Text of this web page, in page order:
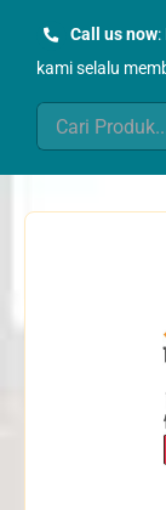
Call us now:
kami selalu
Search
for: